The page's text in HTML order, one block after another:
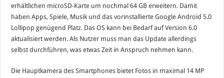
erhältlichen microSD-Karte um nochmal 64 GB erweitern. Damit
haben Apps, Spiele, Musik und das vorinstallierte Google Android 5.0
Lollipop genügend Platz. Das OS kann bei Bedarf auf Version 6.0
aktualisiert werden. Als Nutzer muss man das Update allerdings
selbst durchführen, was etwas Zeit in Anspruch nehmen kann.
Die Hauptkamera des Smartphones bietet Fotos in maximal 14 MP